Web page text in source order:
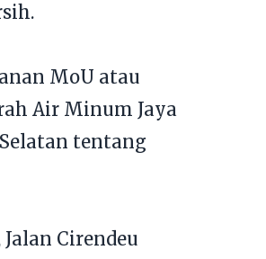
MoU atau
Air Minum Jaya
tentang
Cirendeu